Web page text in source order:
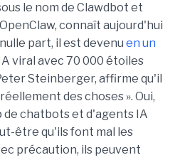
le nom de Clawdbot et
connaît aujourd'hui
part, il est devenu en un
viral avec 70 000 étoiles
Steinberger, affirme qu'il
des choses ». Oui,
de chatbots et d'agents IA
être qu'ils font mal les
précaution, ils peuvent